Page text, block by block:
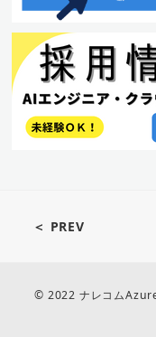
＜ PREV
© 2022 ナレコム